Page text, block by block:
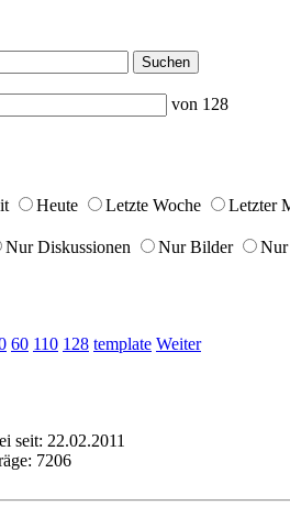
Suchen
von 128
Heute Letzte Woche
Letzter
Nur Diskussionen Nur Bilder Nur
60 110 128 template Weiter
seit: 22.02.2011
7206